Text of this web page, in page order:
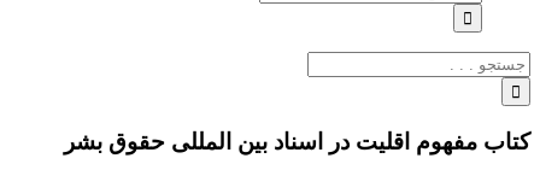
برای:
جستجو
برای:
کتاب مفهوم اقلیت در اسناد بین المللی حقوق بشر